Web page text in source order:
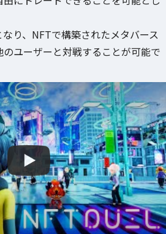
り、NFTで構築されたメタバース
ユーザーと対戦することが可能で